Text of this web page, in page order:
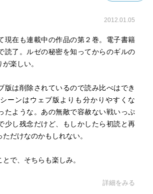
2012.01.05
現在も連載中の作品の第２巻。電子書籍
読了。ルゼの秘密を知ってからのギルの
楽しい。
版は削除されているので読み比べはでき
ーンはウェブ版よりも分かりやすくな
たような。あの無敵で容赦ない戦いっぷ
少し残念だけど、もしかしたら初読と再
だけなのかもしれない。
で、そちらも楽しみ。
詳細をみる